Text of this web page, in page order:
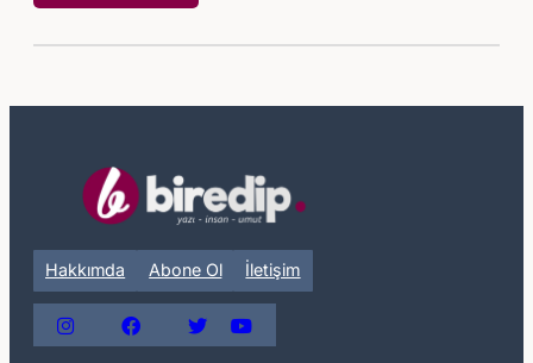
Yazar
Ömer
Hakkımda Abone Ol İletişim